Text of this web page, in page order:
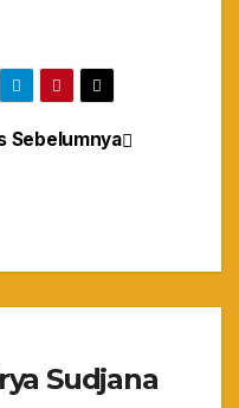
Sebelumnya
Sudjana